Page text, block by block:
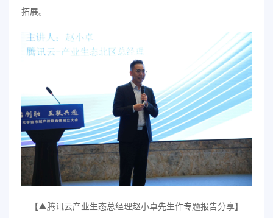
拓展。
【▲腾讯云产业生态总经理赵小卓先生作专题报告分享】